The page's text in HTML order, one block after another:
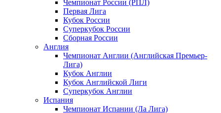
Чемпионат России (РПЛ)
Первая Лига
Кубок России
Суперкубок России
Сборная России
Англия
Чемпионат Англии (Английская Премьер-
Лига)
Кубок Англии
Кубок Английской Лиги
Суперкубок Англии
Испания
Чемпионат Испании (Ла Лига)